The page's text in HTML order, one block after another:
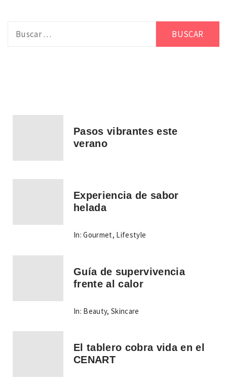
Pasos vibrantes este
verano
Experiencia de sabor
helada
In: Gourmet, Lifestyle
Guía de supervivencia
frente al calor
In: Beauty,Skincare
El tablero cobra vida en el
CENART